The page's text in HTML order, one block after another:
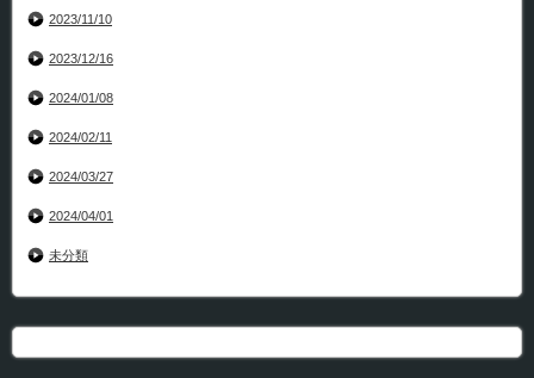
2023/11/10
2023/12/16
2024/01/08
2024/02/11
2024/03/27
2024/04/01
未分類